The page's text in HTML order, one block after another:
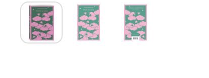
Показать слайд 1Показать слайд 2Показать слайд 3